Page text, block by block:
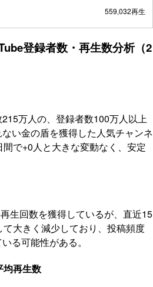
559,032再生
登録者数・再生数分析（2
万人の、登録者数100万人以上
い金の盾を獲得した人気チャンネ
で+0人と大きな変動なく、安定
生回数を獲得しているが、直近15
大きく減少しており、投稿頻度
る可能性がある。
均再生数